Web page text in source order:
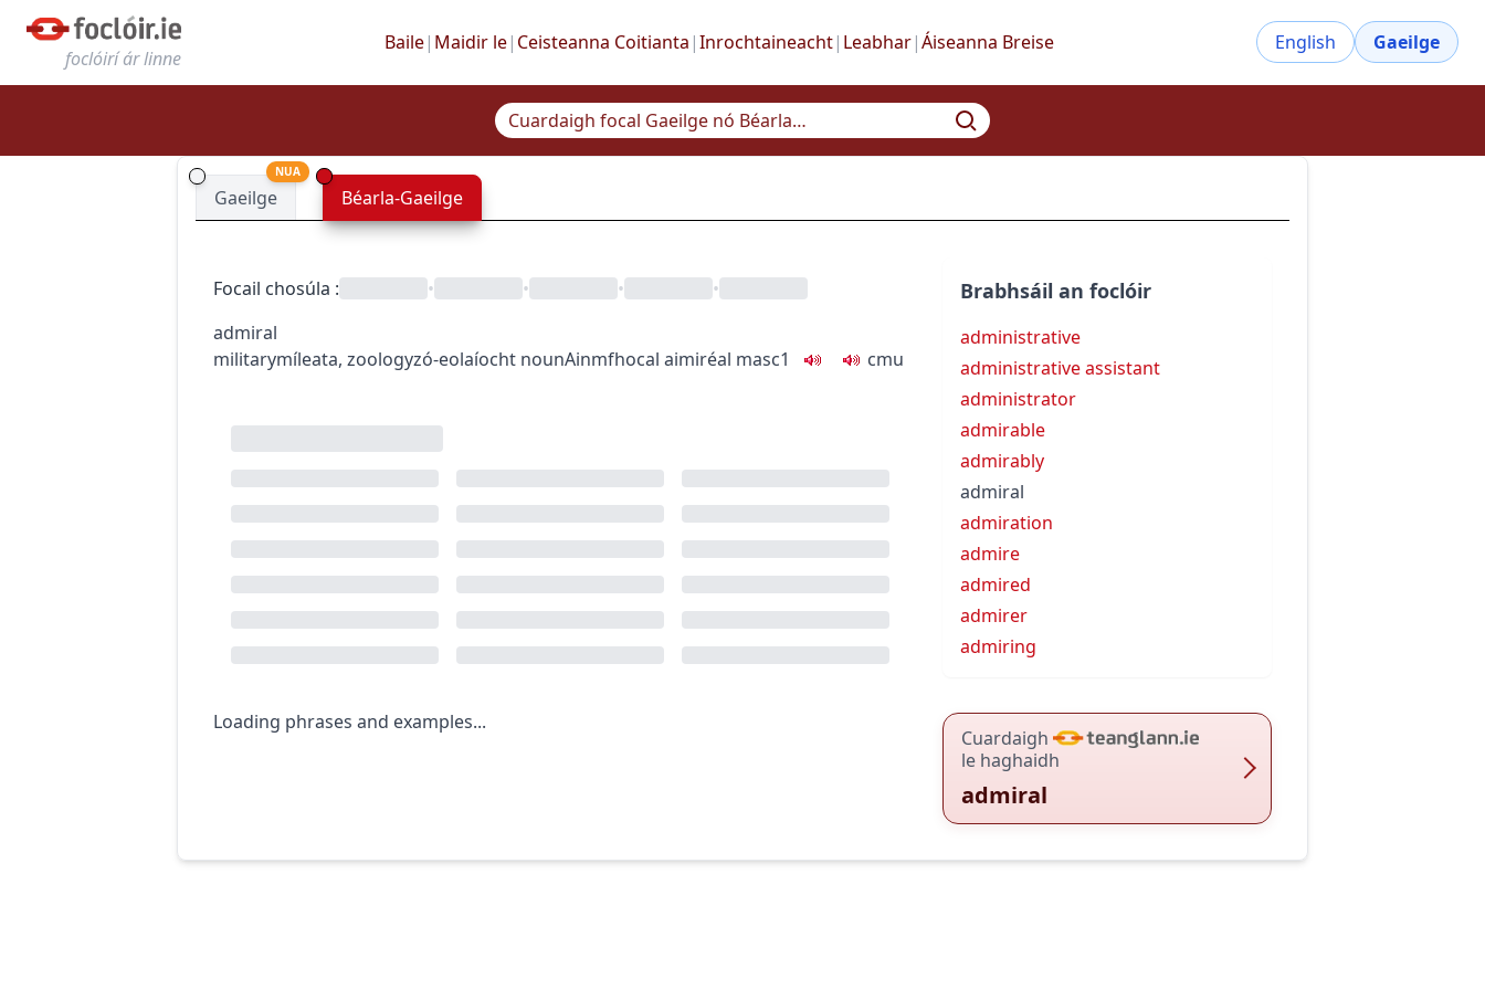
foclóirí ár linne
Baile| Maidir le| Ceisteanna Coitianta |Inrochtaineacht| Leabhar|Áiseanna Breise English Gaeilge
Gaeilge
NUA
Béarla-Gaeilge
Focail chosúla : • • •
•
admiral
militarymíleata, zoologyzó-eolaíocht nounAinmfhocal aimiréal masc1 cmu
Loading phrases and examples...
Brabhsáil an foclóir
administrative
administrative assistant
administrator
admirable
admirably
admiral
admiration
admire
admired
admirer
admiring
Cuardaigh
le haghaidh
admiral